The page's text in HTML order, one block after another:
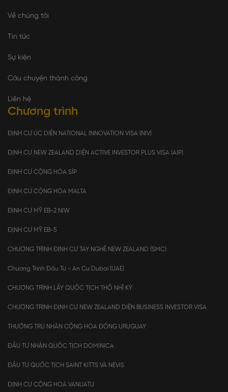
Về chúng tôi
Tin tức
Sự kiện
Câu chuyện thành công
Liên hệ
Chương trình
ĐỊNH CƯ ÚC DIỆN NATIONAL INNOVATION VISA (NIV)
ĐỊNH CƯ NEW ZEALAND DIỆN ACTIVE INVESTOR PLUS VISA (AIP)
ĐỊNH CƯ CỘNG HÒA SÍP
ĐỊNH CƯ CỘNG HÒA MALTA
ĐỊNH CƯ MỸ EB-2 NIW
ĐỊNH CƯ MỸ EB-5
CHƯƠNG TRÌNH ĐỊNH CƯ TAY NGHỀ NEW ZEALAND (SMC)
Chương Trình Đầu Tư - An Cư Dubai (UAE)
CHƯƠNG TRÌNH LẤY QUỐC TỊCH THỔ NHĨ KỲ
CHƯƠNG TRÌNH ĐỊNH CƯ NEW ZEALAND DIỆN BUSINESS INVESTOR VISA
THƯỜNG TRÚ NHÂN CỘNG HÒA ĐÔNG URUGUAY
ĐẦU TƯ NHẬN QUỐC TỊCH DOMINICA
ĐẦU TƯ QUỐC TỊCH SAINT KITTS VÀ NEVIS
ĐỊNH CƯ CỘNG HOÀ VANUATU